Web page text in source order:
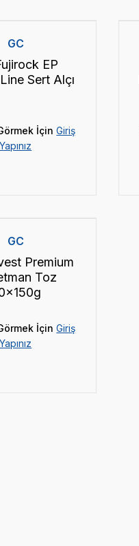
GC
EP
Sert Alçı
İçin Giriş
Yapınız
GC
Premium
Toz
İçin Giriş
Yapınız